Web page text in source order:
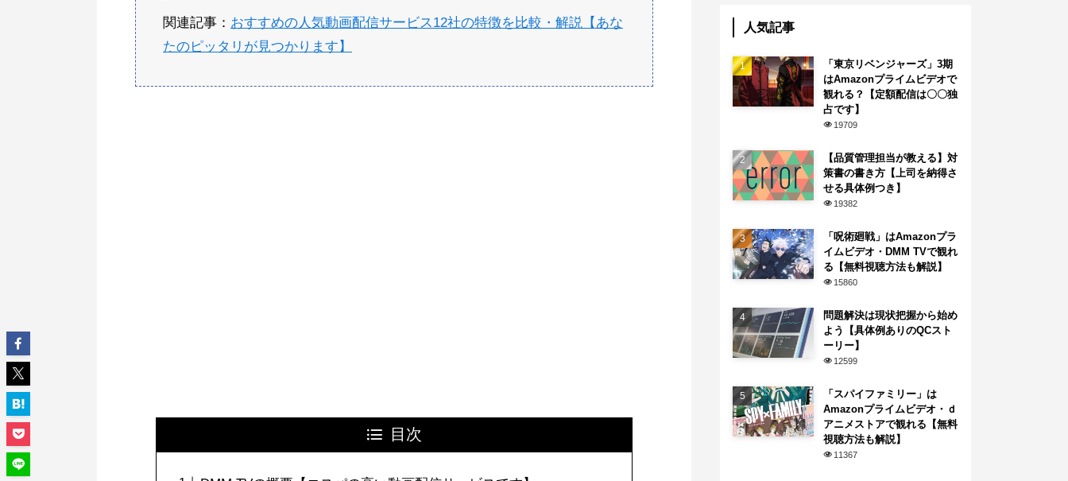
関連記事： おすすめの人気動画配信サービス12社の特徴を比較・解説【あな
たのピッタリが見つかります】
目次
人気記事
「東京リベンジャーズ」3期
はAmazonプライムビデオで
観れる？【定額配信は〇〇独
占です】
19709
【品質管理担当が教える】対
策書の書き方【上司を納得さ
せる具体例つき】
19382
「呪術廻戦」はAmazonプラ
イムビデオ・DMM TVで観れ
る【無料視聴方法も解説】
15860
問題解決は現状把握から始め
よう【具体例ありのQCスト
ーリー】
12599
「スパイファミリー」は
Amazonプライムビデオ・ｄ
アニメストアで観れる【無料
視聴方法も解説】
11367